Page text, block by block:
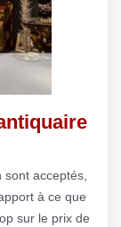
sont acceptés,
à ce que
sur le prix de